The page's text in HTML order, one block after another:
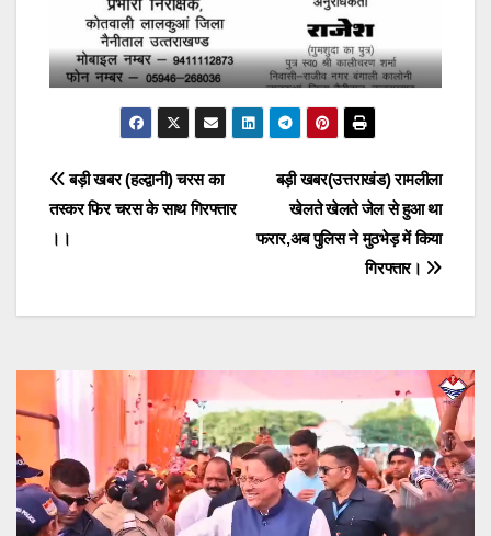
Post
navigation
बड़ी खबर(उत्तराखंड) रामलीला
खेलते खेलते जेल से हुआ था
फरार,अब पुलिस ने मुठभेड़ में किया
गिरफ्तार।
बड़ी खबर (हल्द्वानी) चरस का
तस्कर फिर चरस के साथ गिरफ्तार
।।